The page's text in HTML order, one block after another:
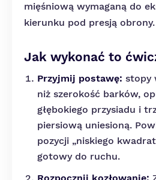
mięśniową wymaganą do
kierunku pod presją obrony.
Jak wykonać to
Przyjmij postawę: stopy
niż szerokość barków,
głębokiego przysiadu i
piersiową uniesioną.
pozycji „niskiego
gotowy do ruchu.